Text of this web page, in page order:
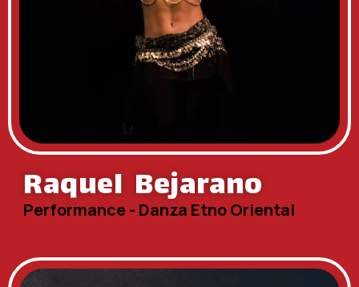
Raquel Bejarano
Performance - Danza Etno Oriental